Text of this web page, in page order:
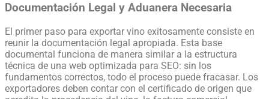
Documentación Legal y Aduanera Necesaria
El primer paso para exportar vino exitosamente consiste en
reunir la documentación legal apropiada. Esta base
documental funciona de manera similar a la estructura
técnica de una web optimizada para SEO: sin los
fundamentos correctos, todo el proceso puede fracasar. Los
exportadores deben contar con el certificado de origen que